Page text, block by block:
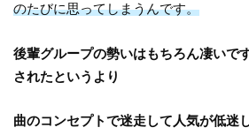
のたびに思ってしまうんです。
後輩グループの勢いはもちろん凄いで
されたというより
曲のコンセプトで迷走して人気が低迷